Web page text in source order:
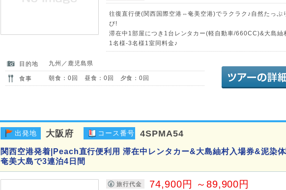
往復直行便(関西国際空港⇔奄美空港)でラクラク♪自然たっぷ
び!
滞在中1部屋につき1台レンタカー(軽自動車/660CC)&大島紬
1名様-3名様1室同料金♪
目的地 九州／鹿児島県
食事 朝食：0回 昼食：0回 夕食：0回
出発地 大阪府 コース番号 4SPMA54
関西空港発着|Peach直行便利用 滞在中レンタカー&大島紬村入場券&泥染
奄美大島で3連泊4日間
旅行代金 74,900円 ～89,900円